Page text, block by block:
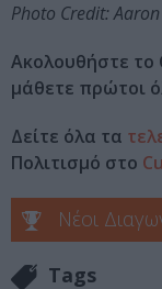
Photo Credit:
Ακολουθήστε
μάθετε πρώτοι
Δείτε όλα τα
Πολιτισμό στο
Νέοι
Tags